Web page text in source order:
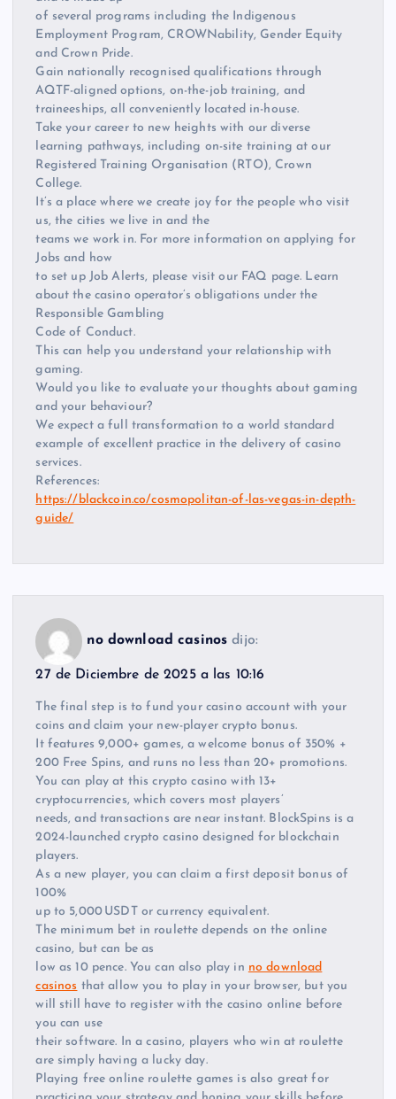
of several programs including the Indigenous
Employment Program, CROWNability, Gender Equity
and Crown Pride.
Gain nationally recognised qualifications through
AQTF-aligned options, on-the-job training, and
traineeships, all conveniently located in-house.
Take your career to new heights with our diverse
learning pathways, including on-site training at our
Registered Training Organisation (RTO), Crown
College.
It’s a place where we create joy for the people who visit
us, the cities we live in and the
teams we work in. For more information on applying for
Jobs and how
to set up Job Alerts, please visit our FAQ page. Learn
about the casino operator’s obligations under the
Responsible Gambling
Code of Conduct.
This can help you understand your relationship with
gaming.
Would you like to evaluate your thoughts about gaming
and your behaviour?
We expect a full transformation to a world standard
example of excellent practice in the delivery of casino
services.
References:
https://blackcoin.co/cosmopolitan-of-las-vegas-in-depth-
guide/
no download casinos dijo:
27 de Diciembre de 2025 a las 10:16
The final step is to fund your casino account with your
coins and claim your new-player crypto bonus.
It features 9,000+ games, a welcome bonus of 350% +
200 Free Spins, and runs no less than 20+ promotions.
You can play at this crypto casino with 13+
cryptocurrencies, which covers most players’
needs, and transactions are near instant. BlockSpins is a
2024-launched crypto casino designed for blockchain
players.
As a new player, you can claim a first deposit bonus of
100%
up to 5,000 USDT or currency equivalent.
The minimum bet in roulette depends on the online
casino, but can be as
low as 10 pence. You can also play in no download
casinos that allow you to play in your browser, but you
will still have to register with the casino online before
you can use
their software. In a casino, players who win at roulette
are simply having a lucky day.
Playing free online roulette games is also great for